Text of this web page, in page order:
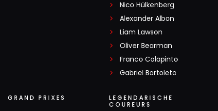
Nico Hülkenberg
Alexander Albon
Liam Lawson
Oliver Bearman
Franco Colapinto
Gabriel Bortoleto
GRAND PRIXES
LEGENDARISCHE
COUREURS